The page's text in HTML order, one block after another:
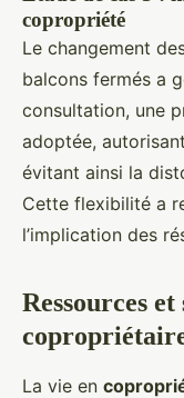
copropriété
Le changement
balcons fermés a
consultation, une
adoptée,
évitant ainsi la
Cette flexibilité a
l’implication des
Ressources
La vie en